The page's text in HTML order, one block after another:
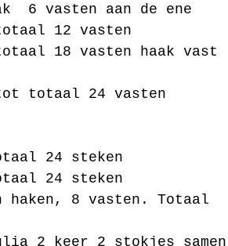
6 vasten aan de ene
12 vasten
18 vasten haak vast
totaal 24 vasten
24 steken
24 steken
haken, 8 vasten. Totaal
2 keer 2 stokjes samen